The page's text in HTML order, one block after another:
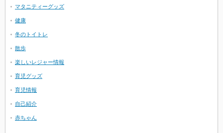
マタニティーグッズ
健康
冬のトイトレ
散歩
楽しいレジャー情報
育児グッズ
育児情報
自己紹介
赤ちゃん